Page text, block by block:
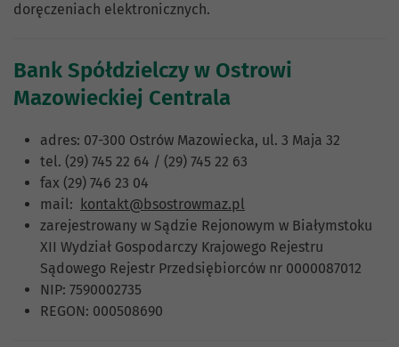
doręczeniach elektronicznych.
Bank Spółdzielczy w Ostrowi
Mazowieckiej Centrala
adres: 07-300 Ostrów Mazowiecka, ul. 3 Maja 32
tel. (29) 745 22 64 / (29) 745 22 63
fax (29) 746 23 04
mail:
kontakt@bsostrowmaz.pl
zarejestrowany w Sądzie Rejonowym w Białymstoku
XII Wydział Gospodarczy Krajowego Rejestru
Sądowego Rejestr Przedsiębiorców nr 0000087012
NIP: 7590002735
REGON: 000508690